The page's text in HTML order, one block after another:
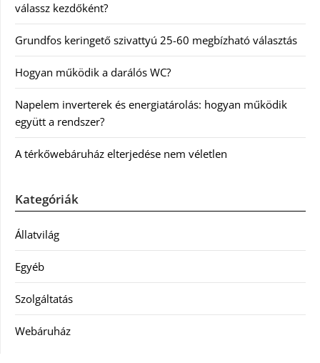
válassz kezdőként?
Grundfos keringető szivattyú 25-60 megbízható választás
Hogyan működik a darálós WC?
Napelem inverterek és energiatárolás: hogyan működik
együtt a rendszer?
A térkőwebáruház elterjedése nem véletlen
Kategóriák
Állatvilág
Egyéb
Szolgáltatás
Webáruház